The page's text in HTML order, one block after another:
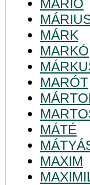
MÁRIÓ
MÁRK
MARKÓ
MARÓT
MÁTÉ
MAXIM